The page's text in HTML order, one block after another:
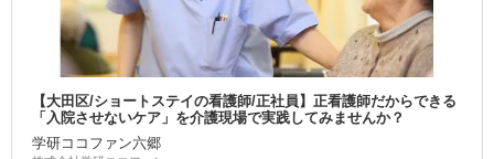
【大田区/ショートステイの看護師/正社員】正看護師だからできる
「入院させないケア」を介護現場で実践してみませんか？
学研ココファン六郷